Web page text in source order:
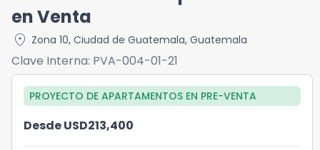
en Venta
location_on Zona 10, Ciudad de Guatemala, Guatemala
Clave Interna: PVA-004-01-21
PROYECTO DE APARTAMENTOS EN PRE-VENTA
Desde USD213,400